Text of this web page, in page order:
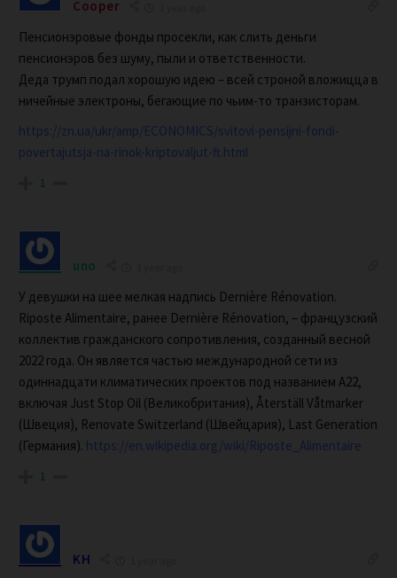
Cooper
Пенсионэровые фонды просекли, как слить деньги
пенсионэров без шуму, пыли и ответственности.
Деда трумп подал хорошую идею – всей строной вложицца в
ничейные электроны, бегающие по чьим-то транзисторам.
https://zn.ua/ukr/amp/ECONOMICS/svitovi-pensijni-fondi-
povertajutsja-na-rinok-kriptovaljut-ft.html
1
uno
У девушки на шее мелкая надпись Dernière Rénovation.
Riposte Alimentaire, ранее Dernière Rénovation, – французский
коллектив гражданского сопротивления, созданный весной
2022 года. Он является частью международной сети из
одиннадцати климатических проектов под названием A22,
включая Just Stop Oil (Великобритания), Återställ Våtmarker
(Швеция), Renovate Switzerland (Швейцария), Last Generation
(Германия). https://en.wikipedia.org/wiki/Riposte_Alimentaire
1
KH